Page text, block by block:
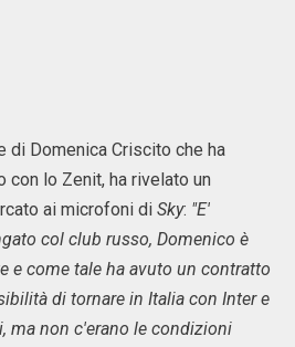
di Domenica Criscito che ha
con lo Zenit, ha rivelato un
ai microfoni di Sky: "E'
col club russo, Domenico è
e come tale ha avuto un contratto
di tornare in Italia con Inter e
ma non c'erano le condizioni